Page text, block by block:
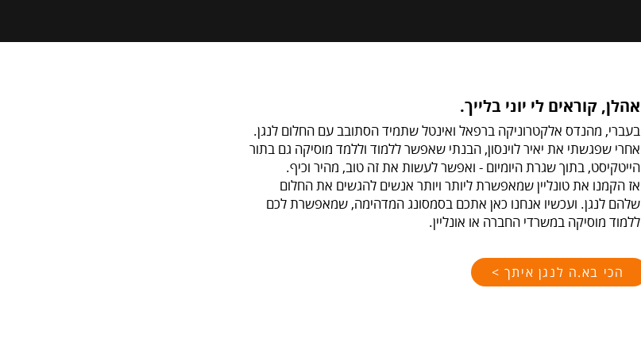
אהלן, קוראים לי יוני בלייך.
בעברי, מהנדס אלקטרוניקה ברפאל ואינטל שתמיד הסתובב עם החלום לנגן.
אחרי שפגשתי את יאיר לוינסון, הבנתי שאפשר ללמוד וללמד מוסיקה גם בתור
הייטקיסט, בתוך שגרת היומיום - ואפשר לעשות את זה טוב, מהיר וכיף.
אז הקמנו את טונליין שמאפשרת ליותר ויותר אנשים להגשים את החלום
שלהם לנגן. ועכשיו אנחנו כאן אתכם בסמסונג המדהימה, שמאפשרת לכם
ללמוד מוסיקה במשרדי החברה או אונליין.
הכי בא.ה לנגן איתך >